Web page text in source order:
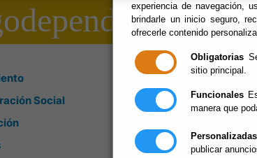
experiencia de navegación,
brindarle un inicio seguro,
ofrecerle contenido
Obligatorias
sitio principal.
Funcionales
manera que
Personalizadas
publicar
Social
Inicio -
Son